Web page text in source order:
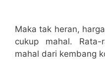
Maka tak heran,
cukup mahal.
mahal dari kembang